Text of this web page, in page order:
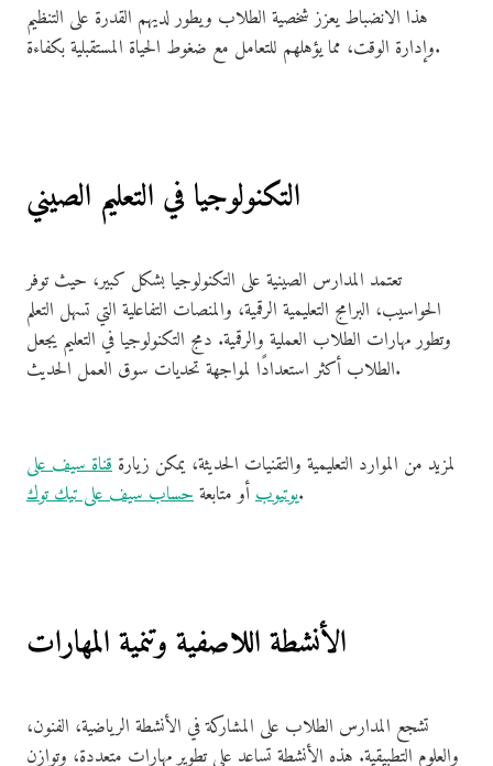
هذا الانضباط يعزز شخصية الطلاب ويطور لديهم القدرة على التنظيم
وإدارة الوقت، مما يؤهلهم للتعامل مع ضغوط الحياة المستقبلية بكفاءة.
التكنولوجيا في التعليم الصيني
تعتمد المدارس الصينية على التكنولوجيا بشكل كبير، حيث توفر
الحواسيب، البرامج التعليمية الرقمية، والمنصات التفاعلية التي تسهل التعلم
وتطور مهارات الطلاب العملية والرقمية. دمج التكنولوجيا في التعليم يجعل
الطلاب أكثر استعدادًا لمواجهة تحديات سوق العمل الحديث.
لمزيد من الموارد التعليمية والتقنيات الحديثة، يمكن زيارة قناة سيف على
يوتيوبأو متابعةحساب سيف على تيك توك .
الأنشطة اللاصفية وتنمية المهارات
تشجع المدارس الطلاب على المشاركة في الأنشطة الرياضية، الفنون،
والعلوم التطبيقية. هذه الأنشطة تساعد على تطوير مهارات متعددة، وتوازن